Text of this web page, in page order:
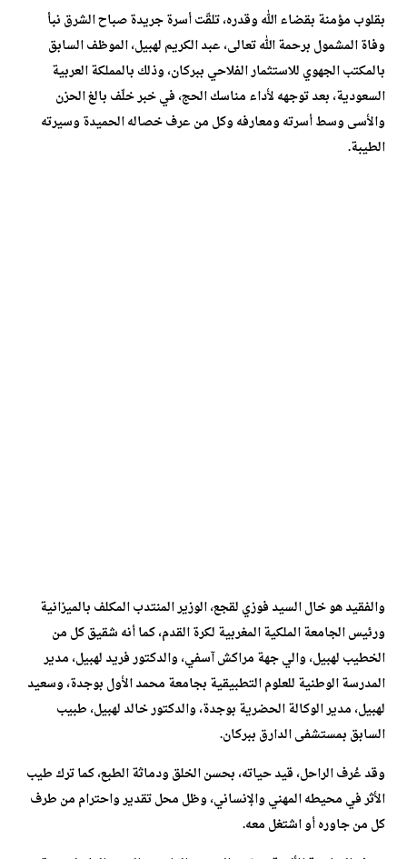
بقلوب مؤمنة بقضاء الله وقدره، تلقّت أسرة جريدة صباح الشرق نبأ
وفاة المشمول برحمة الله تعالى، عبد الكريم لهبيل، الموظف السابق
بالمكتب الجهوي للاستثمار الفلاحي ببركان، وذلك بالمملكة العربية
السعودية، بعد توجهه لأداء مناسك الحج، في خبر خلّف بالغ الحزن
والأسى وسط أسرته ومعارفه وكل من عرف خصاله الحميدة وسيرته
الطيبة.
والفقيد هو خال السيد فوزي لقجع، الوزير المنتدب المكلف بالميزانية
ورئيس الجامعة الملكية المغربية لكرة القدم، كما أنه شقيق كل من
الخطيب لهبيل، والي جهة مراكش آسفي، والدكتور فريد لهبيل، مدير
المدرسة الوطنية للعلوم التطبيقية بجامعة محمد الأول بوجدة، وسعيد
لهبيل، مدير الوكالة الحضرية بوجدة، والدكتور خالد لهبيل، طبيب
السابق بمستشفى الدارق ببركان.
وقد عُرف الراحل، قيد حياته، بحسن الخلق ودماثة الطبع، كما ترك طيب
الأثر في محيطه المهني والإنساني، وظل محل تقدير واحترام من طرف
كل من جاوره أو اشتغل معه.